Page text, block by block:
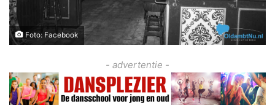
Foto: Facebook
- advertentie -